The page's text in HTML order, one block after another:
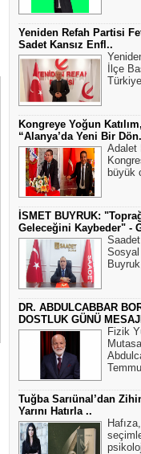
Yeniden Refah Partisi
Sadet Kansız Enfl..
İlçe
Kongreye Yoğun
“Alanya’da Yeni Bir
Adalet
büyük
İSMET BUYRUK:
Geleceğini Kaybeder" -
DR. ABDULCABBAR
DOSTLUK GÜNÜ
Fizik
Tuğba Sarıünal’dan
Yarını Hatırla ..